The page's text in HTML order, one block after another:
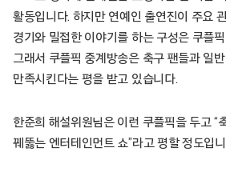
활동입니다. 하지만 연예인 출연진이 주요
경기와 밀접한 이야기를 하는 구성은 쿠플
그래서 쿠플픽 중계방송은 축구 팬들과 일
만족시킨다는 평을 받고 있습니다.
한준희 해설위원님은 이런 쿠플픽을 두고 “
꿰뚫는 엔터테인먼트 쇼”라고 평할 정도입